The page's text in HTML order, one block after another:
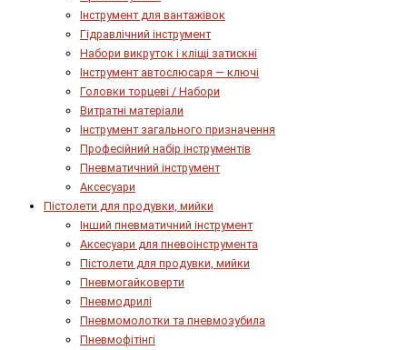
Інструмент для вантажівок
Гідравлічний інструмент
Набори викруток і кліщі затискні
Інструмент автослюсаря — ключі
Головки торцеві / Набори
Витратні матеріали
Інструмент загального призначення
Професійний набір інструментів
Пневматичний інструмент
Аксесуари
Пістолети для продувки, мийки
Інший пневматичний інструмент
Аксесуари для пневоінструмента
Пістолети для продувки, мийки
Пневмогайковерти
Пневмодрилі
Пневмомолотки та пневмозубила
Пневмофітінгі